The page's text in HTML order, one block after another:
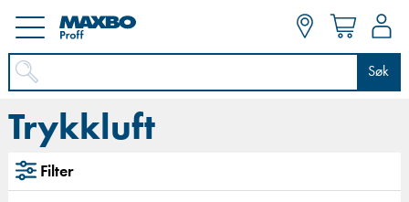
Søk
Trykkluft
Filter